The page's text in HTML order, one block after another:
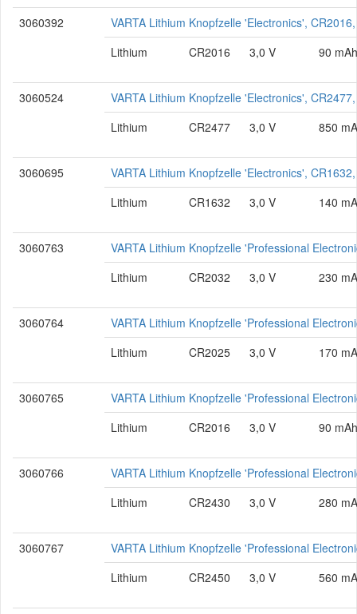
3060392
VARTA Lithium Knopfzelle 'Electronics',
Lithium
CR2016 3,0 V 90 mAh
3060524
VARTA Lithium Knopfzelle 'Electronics',
Lithium
CR2477 3,0 V 850
3060695
VARTA Lithium Knopfzelle 'Electronics',
Lithium
CR1632 3,0 V 140
3060763
VARTA Lithium Knopfzelle 'Professional
Lithium
CR2032 3,0 V 230
3060764
VARTA Lithium Knopfzelle 'Professional
Lithium
CR2025 3,0 V 170
3060765
VARTA Lithium Knopfzelle 'Professional
Lithium
CR2016 3,0 V 90 mAh
3060766
VARTA Lithium Knopfzelle 'Professional
Lithium
CR2430 3,0 V 280
3060767
VARTA Lithium Knopfzelle 'Professional
Lithium
CR2450 3,0 V 560